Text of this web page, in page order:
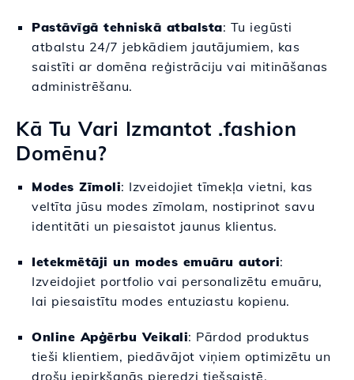
Pastāvīgā tehniskā atbalsta: Tu iegūsti
atbalstu 24/7 jebkādiem jautājumiem, kas
saistīti ar domēna reģistrāciju vai mitināšanas
administrēšanu.
Kā Tu Vari Izmantot .fashion
Domēnu?
Modes Zīmoli: Izveidojiet tīmekļa vietni, kas
veltīta jūsu modes zīmolam, nostiprinot savu
identitāti un piesaistot jaunus klientus.
Ietekmētāji un modes emuāru autori:
Izveidojiet portfolio vai personalizētu emuāru,
lai piesaistītu modes entuziastu kopienu.
Online Apģērbu Veikali: Pārdod produktus
tieši klientiem, piedāvājot viņiem optimizētu un
drošu iepirkšanās pieredzi tiešsaistē.